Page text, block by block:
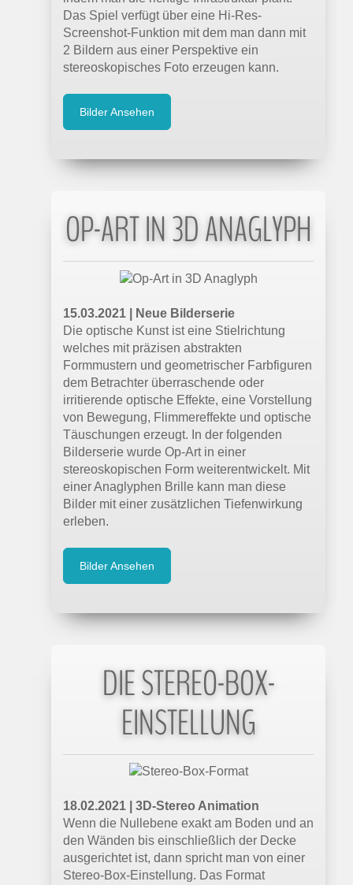
Das Spiel verfügt über eine Hi-Res-
Screenshot-Funktion mit dem man dann mit
2 Bildern aus einer Perspektive ein
stereoskopisches Foto erzeugen kann.
Bilder Ansehen
OP-ART IN 3D ANAGLYPH
15.03.2021 | Neue Bilderserie
Die optische Kunst ist eine Stielrichtung
welches mit präzisen abstrakten
Formmustern und geometrischer Farbfiguren
dem Betrachter überraschende oder
irritierende optische Effekte, eine Vorstellung
von Bewegung, Flimmereffekte und optische
Täuschungen erzeugt. In der folgenden
Bilderserie wurde Op-Art in einer
stereoskopischen Form weiterentwickelt. Mit
einer Anaglyphen Brille kann man diese
Bilder mit einer zusätzlichen Tiefenwirkung
erleben.
Bilder Ansehen
DIE STEREO-BOX-
EINSTELLUNG
18.02.2021 | 3D-Stereo Animation
Wenn die Nullebene exakt am Boden und an
den Wänden bis einschließlich der Decke
ausgerichtet ist, dann spricht man von einer
Stereo-Box-Einstellung. Das Format